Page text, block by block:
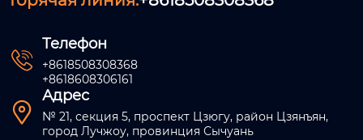

Телефон
+8618508308368
+8618608306161

Адрес
№ 21, секция 5, проспект Цзюгу, район Цзянъян,
город Лучжоу, провинция Сычуань